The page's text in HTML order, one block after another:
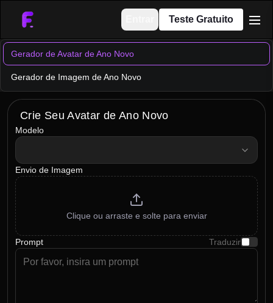
Teste Gratuito
Gerador de Avatar de Ano Novo
Gerador de Imagem de Ano Novo
Crie Seu Avatar de Ano Novo
Modelo
model
Envio de Imagem
Clique ou arraste e solte para enviar
Prompt Traduzir